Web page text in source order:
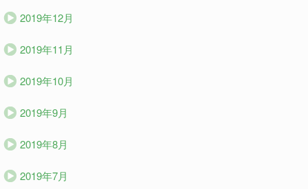
2019年12月
2019年11月
2019年10月
2019年9月
2019年8月
2019年7月